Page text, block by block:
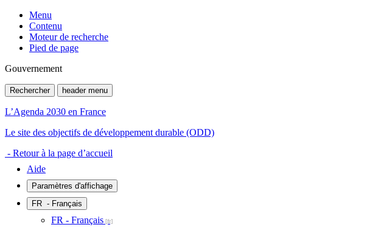
Menu
Contenu
Moteur de recherche
Pied de page
Gouvernement
Rechercher header menu
L’Agenda 2030 en France
Le site des objectifs de développement durable (ODD)
- Retour à la page d’accueil
Aide
Paramètres d'affichage
FR - Français
FR - Français